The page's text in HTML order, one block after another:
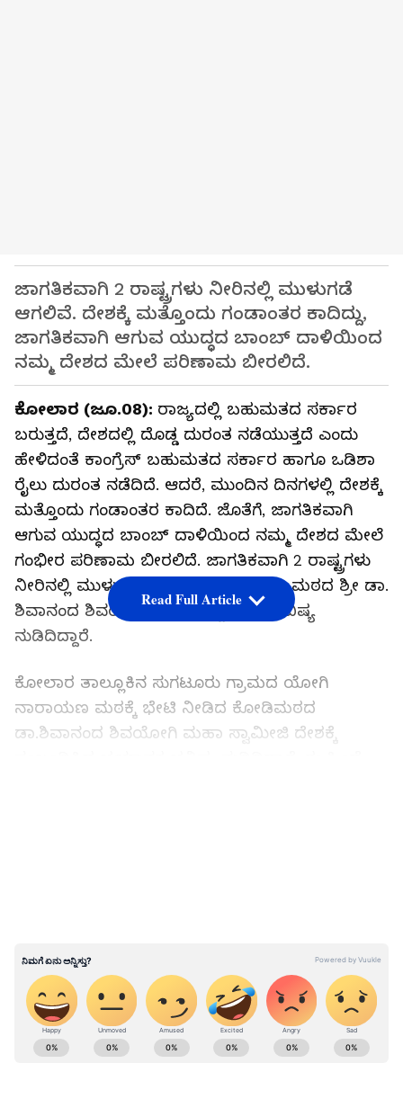
ಜಾಗತಿಕವಾಗಿ 2 ರಾಷ್ಟ್ರಗಳು ನೀರಿನಲ್ಲಿ ಮುಳುಗಡೆ
ಆಗಲಿವೆ. ದೇಶಕ್ಕೆ ಮತ್ತೊಂದು ಗಂಡಾಂತರ ಕಾದಿದ್ದು,
ಜಾಗತಿಕವಾಗಿ ಆಗುವ ಯುದ್ಧದ ಬಾಂಬ್‌ ದಾಳಿಯಿಂದ
ನಮ್ಮ ದೇಶದ ಮೇಲೆ ಪರಿಣಾಮ ಬೀರಲಿದೆ.
ಕೋಲಾರ (ಜೂ.08): ರಾಜ್ಯದಲ್ಲಿ ಬಹುಮತದ ಸರ್ಕಾರ
ಬರುತ್ತದೆ, ದೇಶದಲ್ಲಿ ದೊಡ್ಡ ದುರಂತ ನಡೆಯುತ್ತದೆ ಎಂದು
ಹೇಳಿದಂತೆ ಕಾಂಗ್ರೆಸ್‌ ಬಹುಮತದ ಸರ್ಕಾರ ಹಾಗೂ ಒಡಿಶಾ
ರೈಲು ದುರಂತ ನಡೆದಿದೆ. ಆದರೆ, ಮುಂದಿನ ದಿನಗಳಲ್ಲಿ ದೇಶಕ್ಕೆ
ಮತ್ತೊಂದು ಗಂಡಾಂತರ ಕಾದಿದೆ. ಜೊತೆಗೆ, ಜಾಗತಿಕವಾಗಿ
ಆಗುವ ಯುದ್ಧದ ಬಾಂಬ್‌ ದಾಳಿಯಿಂದ ನಮ್ಮ ದೇಶದ ಮೇಲೆ
ಗಂಭೀರ ಪರಿಣಾಮ ಬೀರಲಿದೆ. ಜಾಗತಿಕವಾಗಿ 2 ರಾಷ್ಟ್ರಗಳು
ನೀರಿನಲ್ಲಿ ಮುಳುಗಡೆ ಆಗಲಿವೆ ಎಂದು ಕೋಡಿ ಮಠದ ಶ್ರೀ ಡಾ.
ಶಿವಾನಂದ ಶಿವಯೋಗಿ ಮಹಾ ಸ್ವಾಮೀಜಿ ಭವಿಷ್ಯ
ನುಡಿದಿದ್ದಾರೆ.
ಕೋಲಾರ ತಾಲ್ಲೂಕಿನ ಸುಗಟೂರು ಗ್ರಾಮದ ಯೋಗಿ
ನಾರಾಯಣ ಮಠಕ್ಕೆ ಭೇಟಿ ನೀಡಿದ ಕೋಡಿಮಠದ
ಡಾ.ಶಿವಾನಂದ ಶಿವಯೋಗಿ ಮಹಾ ಸ್ವಾಮೀಜಿ ದೇಶಕ್ಕೆ
ಎಂದು ಹೇಳಿದರು.
ಈ ವರ್ಷವೇ ಪಠ್ಯ ಪುಸ್ತಕ ಪರಿಷ್ಕರಣೆ ಆಗಲಿದೆ: ಕೆಲವು
ಪಾಠಗಳು ಮಾತ್ರ ಬೋಧಿಸಲು ಅನುಮತಿ
Read Full Article
ABOUT THE AUTHOR